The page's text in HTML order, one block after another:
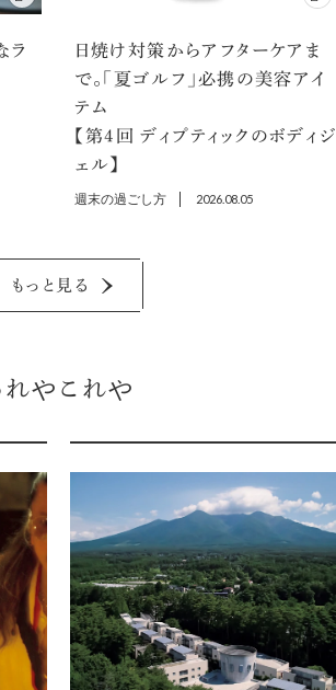
ラ
日焼け対策からアフターケアま
で。「夏ゴルフ」必携の美容アイ
テム
【第4回 ディプティックのボディジ
ェル】
週末の過ごし方 2026.08.05
もっと見る
れやこれや